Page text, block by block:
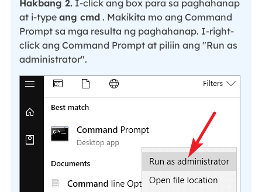
Hakbang 2.I-click ang box para sa paghahanap
at i-type ang cmd. Makikita mo ang Command
Prompt sa mga resulta ng paghahanap. I-right-
click ang Command Prompt at piliin ang "Run as
administrator".